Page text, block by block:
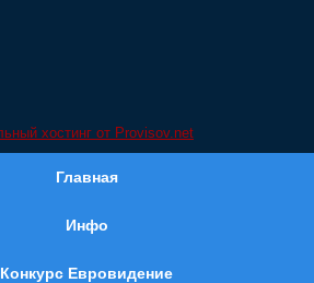
Главная
Инфо
Конкурс Евровидение